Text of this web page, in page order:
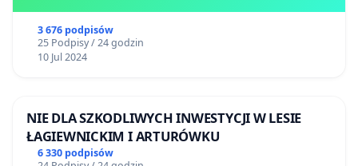
3 676 podpisów
25 Podpisy / 24 godzin
10 Jul 2024
NIE DLA SZKODLIWYCH INWESTYCJI W LESIE
ŁAGIEWNICKIM I ARTURÓWKU
6 330 podpisów